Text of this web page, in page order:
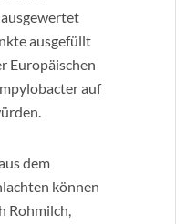
ausgefüllt
Europäischen
auf
dem
können
Rohmilch,